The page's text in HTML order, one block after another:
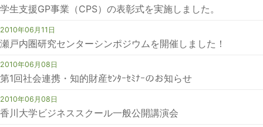
学生支援GP事業（CPS）の表彰式を実施しました。
2010年06月11日
瀬戸内圏研究センターシンポジウムを開催しました！
2010年06月08日
第1回社会連携・知的財産ｾﾝﾀｰｾﾐﾅｰのお知らせ
2010年06月08日
香川大学ビジネススクール一般公開講演会